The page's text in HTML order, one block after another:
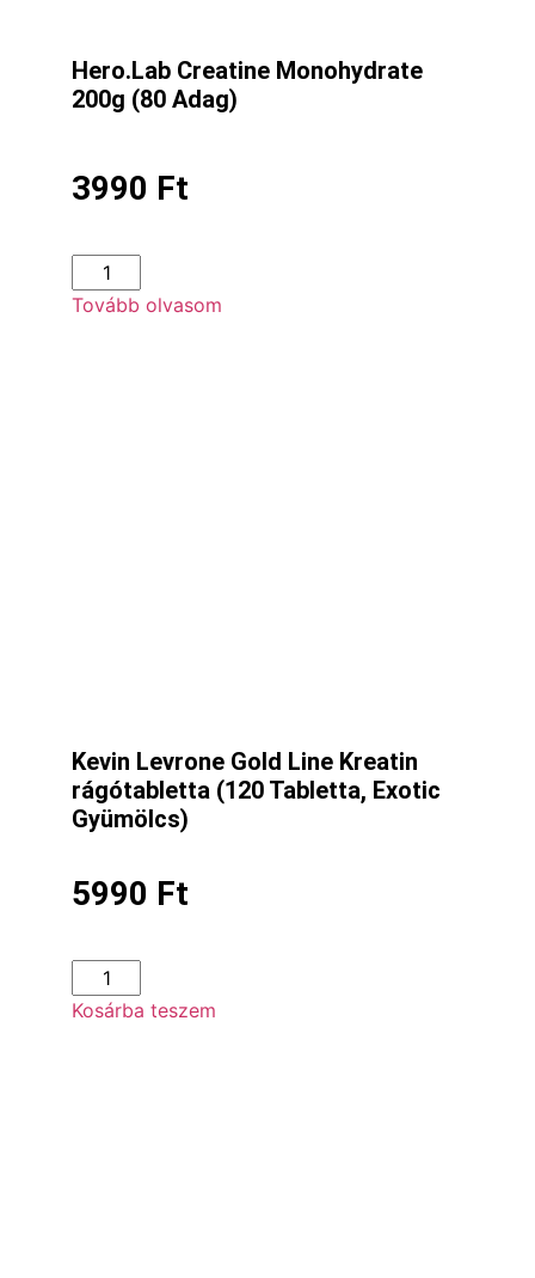
Hero.Lab Creatine Monohydrate
200g (80 Adag)
3990 Ft
Tovább olvasom
Kevin Levrone Gold Line Kreatin
rágótabletta (120 Tabletta, Exotic
Gyümölcs)
5990 Ft
Kosárba teszem